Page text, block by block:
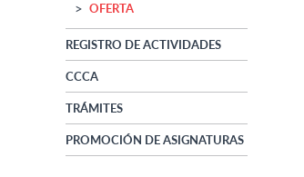
OFERTA
REGISTRO DE ACTIVIDADES
CCCA
TRÁMITES
PROMOCIÓN DE ASIGNATURAS